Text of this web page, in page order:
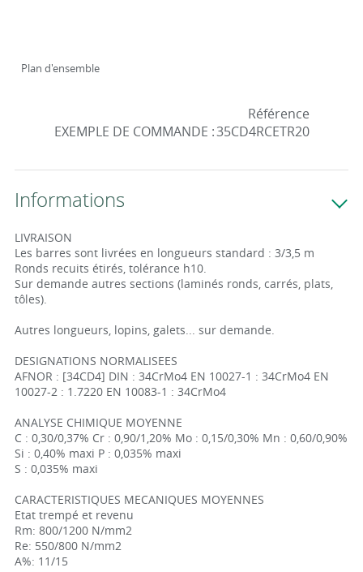
Plan d'ensemble
EXEMPLE DE COMMANDE :
Référence
35CD4RCETR20
Informations
LIVRAISON
Les barres sont livrées en longueurs standard : 3/3,5 m
Ronds recuits étirés, tolérance h10.
Sur demande autres sections (laminés ronds, carrés, plats,
tôles).
Autres longueurs, lopins, galets... sur demande.
DESIGNATIONS NORMALISEES
AFNOR : [34CD4] DIN : 34CrMo4 EN 10027-1 : 34CrMo4 EN
10027-2 : 1.7220 EN 10083-1 : 34CrMo4
ANALYSE CHIMIQUE MOYENNE
C : 0,30/0,37% Cr : 0,90/1,20% Mo : 0,15/0,30% Mn : 0,60/0,90%
Si : 0,40% maxi P : 0,035% maxi
S : 0,035% maxi
CARACTERISTIQUES MECANIQUES MOYENNES
Etat trempé et revenu
Rm: 800/1200 N/mm2
Re: 550/800 N/mm2
A%: 11/15